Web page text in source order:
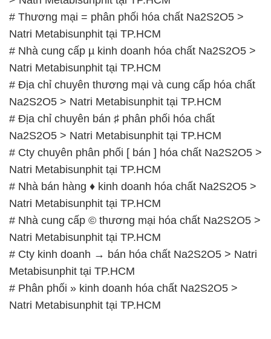
# Địa chỉ chuyên thương mại và cung cấp hóa chất
Na2S2O5 > Natri Metabisunphit tại TP.HCM
# Địa chỉ chuyên bán ♯ phân phối hóa chất
Na2S2O5 > Natri Metabisunphit tại TP.HCM
# Cty chuyên phân phối [ bán ] hóa chất Na2S2O5 >
Natri Metabisunphit tại TP.HCM
# Nhà bán hàng ♦ kinh doanh hóa chất Na2S2O5 >
Natri Metabisunphit tại TP.HCM
# Nhà cung cấp © thương mại hóa chất Na2S2O5 >
Natri Metabisunphit tại TP.HCM
# Cty kinh doanh → bán hóa chất Na2S2O5 > Natri
Metabisunphit tại TP.HCM
# Phân phối » kinh doanh hóa chất Na2S2O5 >
Natri Metabisunphit tại TP.HCM
📞PHÒNG KINH DOANH – CÔNG TY HÓA CHẤT
ĐẮC TRƯỜNG PHÁT🌐
🌐 Website: https://hoachatdetnhuom.com/